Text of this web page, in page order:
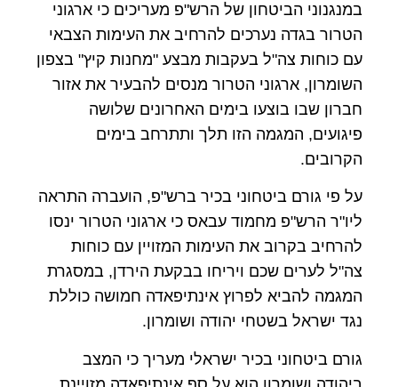
במנגנוני הביטחון של הרש"פ מעריכים כי ארגוני
הטרור בגדה נערכים להרחיב את העימות הצבאי
עם כוחות צה"ל בעקבות מבצע "מחנות קיץ" בצפון
השומרון, ארגוני הטרור מנסים להבעיר את אזור
חברון שבו בוצעו בימים האחרונים שלושה
פיגועים, המגמה הזו תלך ותתרחב בימים
הקרובים.
על פי גורם ביטחוני בכיר ברש"פ, הועברה התראה
ליו"ר הרש"פ מחמוד עבאס כי ארגוני הטרור ינסו
להרחיב בקרוב את העימות המזויין עם כוחות
צה"ל לערים שכם ויריחו בבקעת הירדן, במסגרת
המגמה להביא לפרוץ אינתיפאדה חמושה כוללת
נגד ישראל בשטחי יהודה ושומרון.
גורם ביטחוני בכיר ישראלי מעריך כי המצב